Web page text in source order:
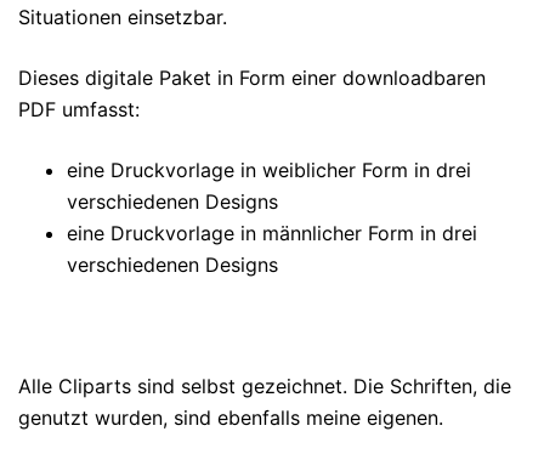
Situationen einsetzbar.
Dieses digitale Paket in Form einer downloadbaren
PDF umfasst:
eine Druckvorlage in weiblicher Form in drei
verschiedenen Designs
eine Druckvorlage in männlicher Form in drei
verschiedenen Designs
Alle Cliparts sind selbst gezeichnet. Die Schriften, die
genutzt wurden, sind ebenfalls meine eigenen.